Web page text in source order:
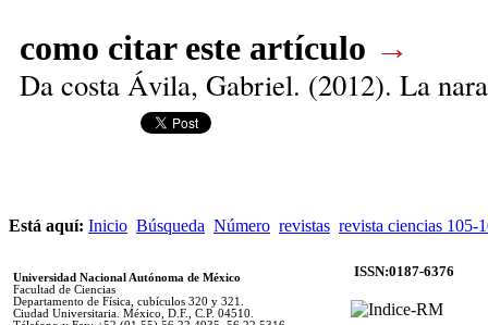
como citar este artículo →
Da costa Ávila, Gabriel. (2012). La
Está aquí: Inicio Búsqueda Número revistas revista ciencias 105-
Universidad Nacional Autónoma de México
Facultad de Ciencias
Departamento de Física, cubículos 320 y 321.
Ciudad Universitaria. México, D.F., C.P. 04510.
ISSN:0187-6376